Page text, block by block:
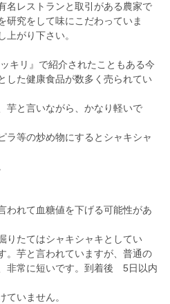
名レストランと取引がある農家で
研究をして味にこだわっていま
上がり下さい。
キリ』で紹介されたこともある今
した健康食品が数多く売られてい
芋と言いながら、かなり軽いで
ラ等の炒め物にするとシャキシャ
れて血糖値を下げる可能性があ
たてはシャキシャキとしてい
。芋と言われていますが、普通の
非常に短いです。到着後 5日以内
いません。